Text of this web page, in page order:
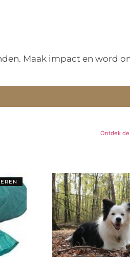
Maak impact en word
Ontdek